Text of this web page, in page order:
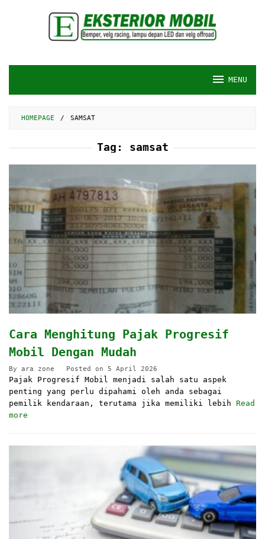
MENU
HOMEPAGE / SAMSAT
Tag: samsat
Cara Menghitung Pajak Progresif
Mobil Dengan Mudah
By ara zone Posted on 5 April 2026
Pajak Progresif Mobil menjadi salah satu aspek
penting yang perlu dipahami oleh anda sebagai
pemilik kendaraan, terutama jika memiliki lebih Read
more